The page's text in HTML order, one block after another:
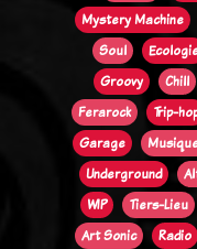
Mystery Machine
Soul
Groovy
Chill
Ferarock
Trip-
Garage
Underground
WIP
Tiers-Lieu
Art Sonic
Radio